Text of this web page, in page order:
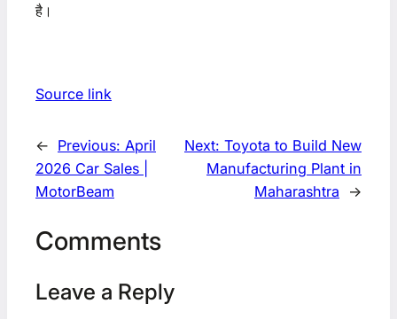
है।
Source link
← Previous: April
2026 Car Sales |
MotorBeam
Next: Toyota to Build New
Manufacturing Plant in
Maharashtra
→
Comments
Leave a Reply